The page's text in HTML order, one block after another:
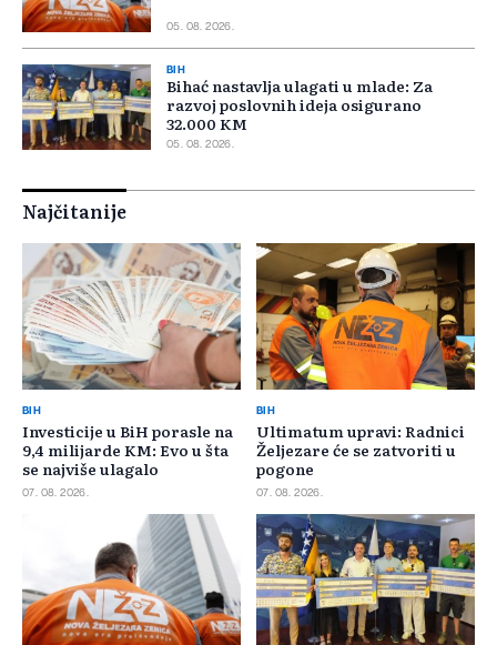
05. 08. 2026.
BIH
Bihać nastavlja ulagati u mlade: Za
razvoj poslovnih ideja osigurano
32.000 KM
05. 08. 2026.
Najčitanije
BIH
Investicije u BiH porasle na
9,4 milijarde KM: Evo u šta
se najviše ulagalo
07. 08. 2026.
BIH
Ultimatum upravi: Radnici
Željezare će se zatvoriti u
pogone
07. 08. 2026.